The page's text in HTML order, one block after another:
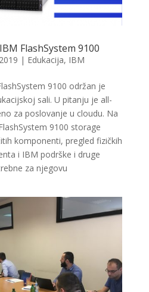
FlashSystem 9100
| Edukacija, IBM
9100 održan je
sali. U pitanju je all-
za poslovanje u cloudu. Na
9100 storage
komponenti, pregled fizičkih
i IBM podrške i druge
za njegovu